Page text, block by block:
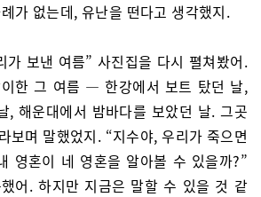
가 없는데, 유난을 떤다고 생각했지.
가 보낸 여름” 사진집을 다시 펼쳐봤어.
한 그 여름 ― 한강에서 보트 탔던 날,
, 해운대에서 밤바다를 보았던 날. 그곳
보며 말했었지. “지수야, 우리가 죽으면
영혼이 네 영혼을 알아볼 수 있을까?”
어. 하지만 지금은 말할 수 있을 것 같